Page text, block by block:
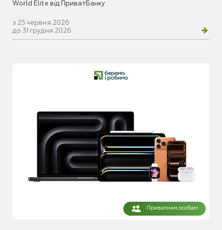
World Elite від ПриватБанку
з 25 червня 2026
до 31 грудня 2026
Приватним особам